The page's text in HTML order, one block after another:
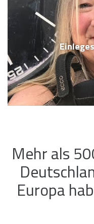
Mehr als
Europa